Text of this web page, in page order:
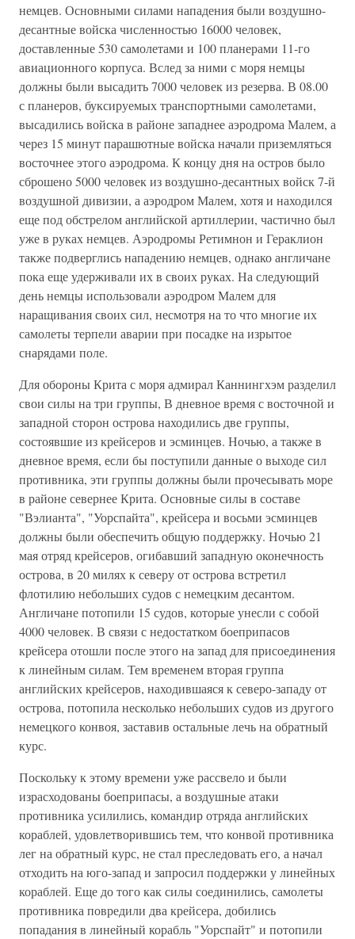
немцев. Основными силами нападения были воздушно-
десантные войска численностью 16000 человек,
доставленные 530 самолетами и 100 планерами 11-го
авиационного корпуса. Вслед за ними с моря немцы
должны были высадить 7000 человек из резерва. В 08.00
с планеров, буксируемых транспортными самолетами,
высадились войска в районе западнее аэродрома Малем, а
через 15 минут парашютные войска начали приземляться
восточнее этого аэродрома. К концу дня на остров было
сброшено 5000 человек из воздушно-десантных войск 7-й
воздушной дивизии, а аэродром Малем, хотя и находился
еще под обстрелом английской артиллерии, частично был
уже в руках немцев. Аэродромы Ретимнон и Гераклион
также подверглись нападению немцев, однако англичане
пока еще удерживали их в своих руках. На следующий
день немцы использовали аэродром Малем для
наращивания своих сил, несмотря на то что многие их
самолеты терпели аварии при посадке на изрытое
снарядами поле.
Для обороны Крита с моря адмирал Каннингхэм разделил
свои силы на три группы, В дневное время с восточной и
западной сторон острова находились две группы,
состоявшие из крейсеров и эсминцев. Ночью, а также в
дневное время, если бы поступили данные о выходе сил
противника, эти группы должны были прочесывать море
в районе севернее Крита. Основные силы в составе
"Вэлианта", "Уорспайта", крейсера и восьми эсминцев
должны были обеспечить общую поддержку. Ночью 21
мая отряд крейсеров, огибавший западную оконечность
острова, в 20 милях к северу от острова встретил
флотилию небольших судов с немецким десантом.
Англичане потопили 15 судов, которые унесли с собой
4000 человек. В связи с недостатком боеприпасов
крейсера отошли после этого на запад для присоединения
к линейным силам. Тем временем вторая группа
английских крейсеров, находившаяся к северо-западу от
острова, потопила несколько небольших судов из другого
немецкого конвоя, заставив остальные лечь на обратный
курс.
Поскольку к этому времени уже рассвело и были
израсходованы боеприпасы, а воздушные атаки
противника усилились, командир отряда английских
кораблей, удовлетворившись тем, что конвой противника
лег на обратный курс, не стал преследовать его, а начал
отходить на юго-запад и запросил поддержки у линейных
кораблей. Еще до того как силы соединились, самолеты
противника повредили два крейсера, добились
попадания в линейный корабль "Уорспайт" и потопили